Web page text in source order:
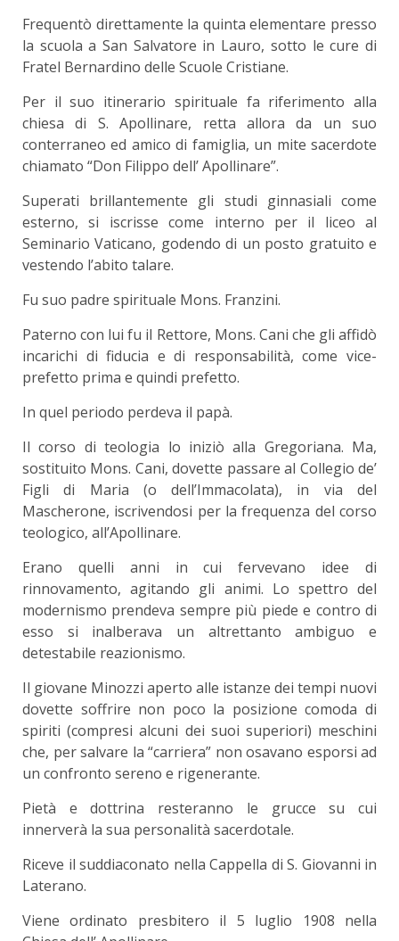
Frequentò direttamente la quinta elementare presso
la scuola a San Salvatore in Lauro, sotto le cure di
Fratel Bernardino delle Scuole Cristiane.
Per il suo itinerario spirituale fa riferimento alla
chiesa di S. Apollinare, retta allora da un suo
conterraneo ed amico di famiglia, un mite sacerdote
chiamato “Don Filippo dell’ Apollinare”.
Superati brillantemente gli studi ginnasiali come
esterno, si iscrisse come interno per il liceo al
Seminario Vaticano, godendo di un posto gratuito e
vestendo l’abito talare.
Fu suo padre spirituale Mons. Franzini.
Paterno con lui fu il Rettore, Mons. Cani che gli affidò
incarichi di fiducia e di responsabilità, come vice-
prefetto prima e quindi prefetto.
In quel periodo perdeva il papà.
Il corso di teologia lo iniziò alla Gregoriana. Ma,
sostituito Mons. Cani, dovette passare al Collegio de’
Figli di Maria (o dell’Immacolata), in via del
Mascherone, iscrivendosi per la frequenza del corso
teologico, all’Apollinare.
Erano quelli anni in cui fervevano idee di
rinnovamento, agitando gli animi. Lo spettro del
modernismo prendeva sempre più piede e contro di
esso si inalberava un altrettanto ambiguo e
detestabile reazionismo.
Il giovane Minozzi aperto alle istanze dei tempi nuovi
dovette soffrire non poco la posizione comoda di
spiriti (compresi alcuni dei suoi superiori) meschini
che, per salvare la “carriera” non osavano esporsi ad
un confronto sereno e rigenerante.
Pietà e dottrina resteranno le grucce su cui
innerverà la sua personalità sacerdotale.
Riceve il suddiaconato nella Cappella di S. Giovanni in
Laterano.
Viene ordinato presbitero il 5 luglio 1908 nella